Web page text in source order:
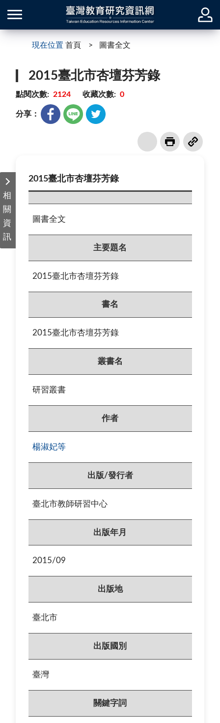
現在位置 首頁 圖書全文
2015臺北市杏壇芬芳錄
點閱次數: 2124 收藏次數: 0
分享：
相
關
資
訊
2015臺北市杏壇芬芳錄
圖書全文
主要題名
2015臺北市杏壇芬芳錄
書名
2015臺北市杏壇芬芳錄
叢書名
研習叢書
作者
楊淑妃等
出版/發行者
臺北市教師研習中心
出版年月
2015/09
出版地
臺北市
出版國別
臺灣
關鍵字詞